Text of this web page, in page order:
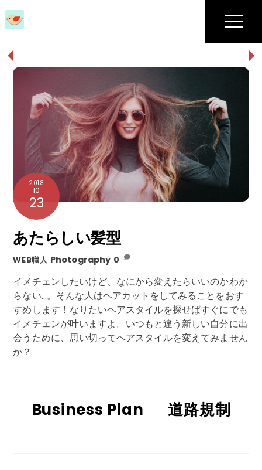
to
Menu
2018
10
23
あたらしい髪型
WEB職人 Photography 0
イメチェンしたいけど、なにから変えたらいいのかわか
らない…。そんな人はヘアカットをしてみることをおす
すめします！なりたいヘアスタイルを探せばすぐにでも
イメチェンが叶いますよ。いつもと違う新しい自分に出
会うために、思い切ってヘアスタイルを変えてみません
か？
Business Plan 道路規制